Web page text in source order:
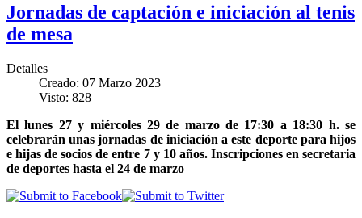
Jornadas de captación e iniciación al tenis
de mesa
Detalles
Creado: 07 Marzo 2023
Visto: 828
El lunes 27 y miércoles 29 de marzo de 17:30 a 18:30 h. se
celebrarán unas jornadas de iniciación a este deporte para hijos
e hijas de socios de entre 7 y 10 años. Inscripciones en secretaria
de deportes hasta el 24 de marzo